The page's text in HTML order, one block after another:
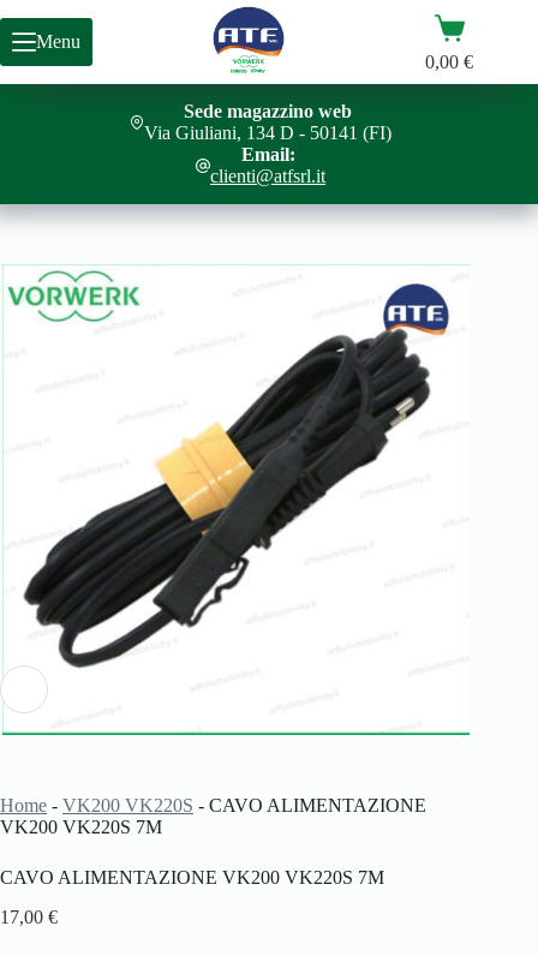
contenuto
Menu
Carrello
0,00€
Sede magazzino web
Via Giuliani, 134 D - 50141 (FI)
Email:
clienti@atfsrl.it
Home - VK200 VK220S - CAVO ALIMENTAZIONE
VK200 VK220S 7M
CAVO ALIMENTAZIONE VK200 VK220S 7M
17,00 €